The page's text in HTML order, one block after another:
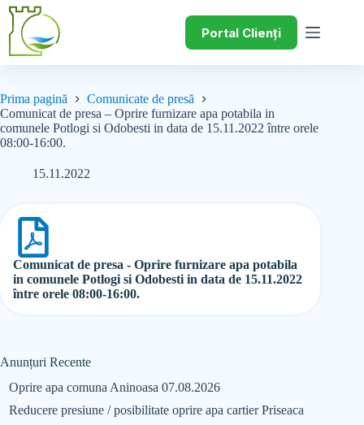
Portal Clienți
Prima pagină
Comunicate de presă
Comunicat de presa – Oprire furnizare apa potabila in
comunele Potlogi si Odobesti in data de 15.11.2022 între orele
08:00-16:00.
15.11.2022
Comunicat de presa - Oprire furnizare apa potabila
in comunele Potlogi si Odobesti in data de 15.11.2022
între orele 08:00-16:00.
Anunțuri Recente
Oprire apa comuna Aninoasa 07.08.2026
Reducere presiune / posibilitate oprire apa cartier Priseaca